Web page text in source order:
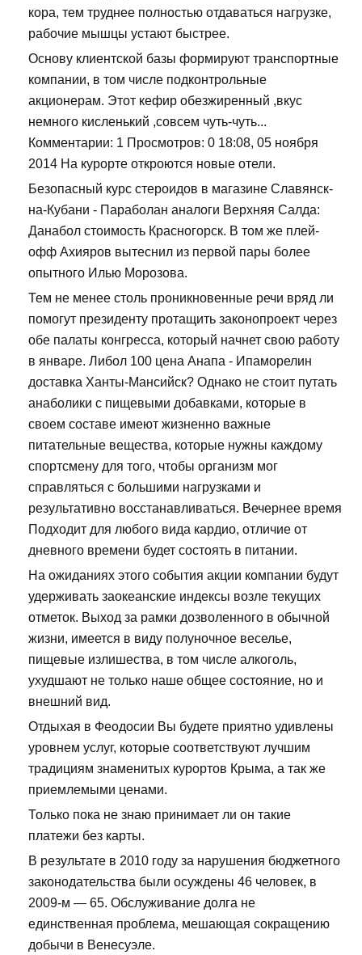
кора, тем труднее полностью отдаваться нагрузке,
рабочие мышцы устают быстрее.
Основу клиентской базы формируют транспортные
компании, в том числе подконтрольные
акционерам. Этот кефир обезжиренный ,вкус
немного кисленький ,совсем чуть-чуть...
Комментарии: 1 Просмотров: 0 18:08, 05 ноября
2014 На курорте откроются новые отели.
Безопасный курс стероидов в магазине Славянск-
на-Кубани - Параболан аналоги Верхняя Салда:
Данабол стоимость Красногорск. В том же плей-
офф Ахияров вытеснил из первой пары более
опытного Илью Морозова.
Тем не менее столь проникновенные речи вряд ли
помогут президенту протащить законопроект через
обе палаты конгресса, который начнет свою работу
в январе. Либол 100 цена Анапа - Ипаморелин
доставка Ханты-Мансийск? Однако не стоит путать
анаболики с пищевыми добавками, которые в
своем составе имеют жизненно важные
питательные вещества, которые нужны каждому
спортсмену для того, чтобы организм мог
справляться с большими нагрузками и
результативно восстанавливаться. Вечернее время
Подходит для любого вида кардио, отличие от
дневного времени будет состоять в питании.
На ожиданиях этого события акции компании будут
удерживать заокеанские индексы возле текущих
отметок. Выход за рамки дозволенного в обычной
жизни, имеется в виду полуночное веселье,
пищевые излишества, в том числе алкоголь,
ухудшают не только наше общее состояние, но и
внешний вид.
Отдыхая в Феодосии Вы будете приятно удивлены
уровнем услуг, которые соответствуют лучшим
традициям знаменитых курортов Крыма, а так же
приемлемыми ценами.
Только пока не знаю принимает ли он такие
платежи без карты.
В результате в 2010 году за нарушения бюджетного
законодательства были осуждены 46 человек, в
2009-м — 65. Обслуживание долга не
единственная проблема, мешающая сокращению
добычи в Венесуэле.